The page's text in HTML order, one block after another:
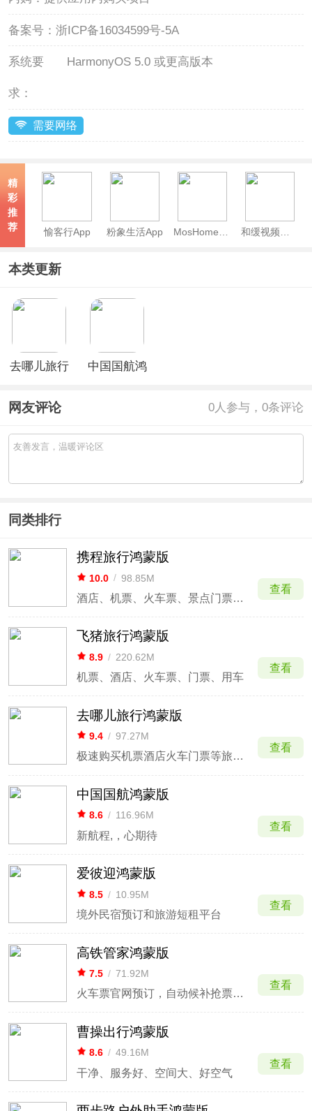
备案号： 浙ICP备16034599号-5A
系统要
求：
HarmonyOS 5.0 或更高版本
需要网络
精
彩
推
荐
愉客行App 粉象生活App MosHome官方版 和缓视频医生app
本类更新
去哪儿旅行
中国国航鸿
网友评论 0 人参与，0条评论
同类排行
携程旅行鸿蒙版
10.0 / 98.85M
酒店、机票、火车票、景点门票、租车
查看
飞猪旅行鸿蒙版
8.9 / 220.62M
机票、酒店、火车票、门票、用车
查看
去哪儿旅行鸿蒙版
9.4 / 97.27M
极速购买机票酒店火车门票等旅游产品
查看
中国国航鸿蒙版
8.6 / 116.96M
新航程,，心期待
查看
爱彼迎鸿蒙版
8.5 / 10.95M
境外民宿预订和旅游短租平台
查看
高铁管家鸿蒙版
7.5 / 71.92M
火车票官网预订，自动候补抢票神器
查看
曹操出行鸿蒙版
8.6 / 49.16M
干净、服务好、空间大、好空气
查看